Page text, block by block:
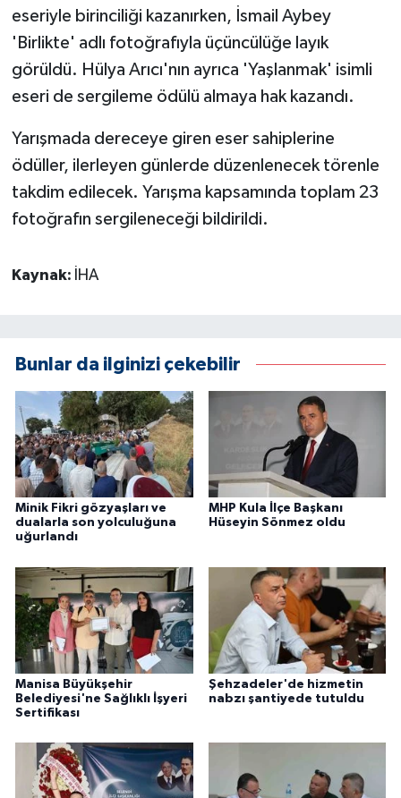
eseriyle birinciliği kazanırken, İsmail Aybey
'Birlikte' adlı fotoğrafıyla üçüncülüğe layık
görüldü. Hülya Arıcı'nın ayrıca 'Yaşlanmak' isimli
eseri de sergileme ödülü almaya hak kazandı.
Yarışmada dereceye giren eser sahiplerine
ödüller, ilerleyen günlerde düzenlenecek törenle
takdim edilecek. Yarışma kapsamında toplam 23
fotoğrafın sergileneceği bildirildi.
Kaynak: İHA
Bunlar da ilginizi çekebilir
Minik Fikri gözyaşları ve
dualarla son yolculuğuna
uğurlandı
MHP Kula İlçe Başkanı
Hüseyin Sönmez oldu
Manisa Büyükşehir
Belediyesi'ne Sağlıklı İşyeri
Sertifikası
Şehzadeler'de hizmetin
nabzı şantiyede tutuldu